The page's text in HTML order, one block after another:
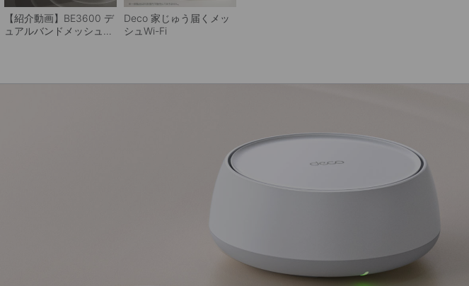
【紹介動画】BE3600 デ
ュアルバンドメッシュ
Deco 家じゅう届くメッ
シュWi-Fi